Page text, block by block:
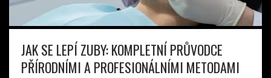
JAK SE LEPÍ ZUBY: KOMPLETNÍ PRŮVODCE
PŘÍRODNÍMI A PROFESIONÁLNÍMI METODAMI